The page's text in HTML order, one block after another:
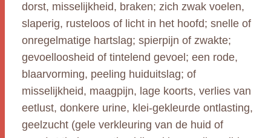
dorst, misselijkheid, braken; zich zwak voelen,
slaperig, rusteloos of licht in het hoofd; snelle of
onregelmatige hartslag; spierpijn of zwakte;
gevoelloosheid of tintelend gevoel; een rode,
blaarvorming, peeling huiduitslag; of
misselijkheid, maagpijn, lage koorts, verlies van
eetlust, donkere urine, klei-gekleurde ontlasting,
geelzucht (gele verkleuring van de huid of